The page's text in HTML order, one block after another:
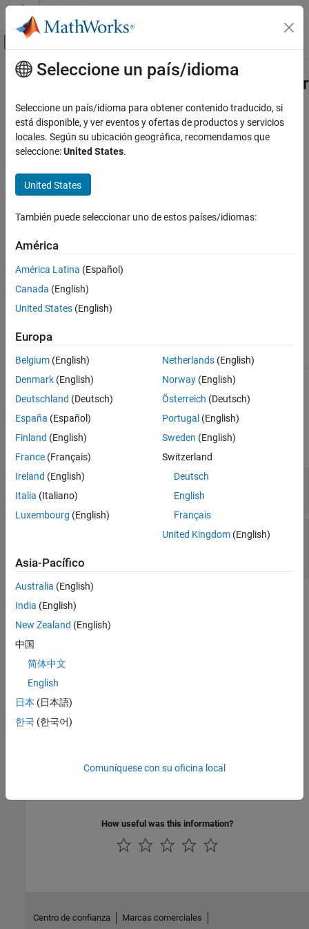
Saltar al contenido
Mostrar/ocultar menú de navegación
Inicio de Documentación
Software Development
Testing Frameworks
Mock Dependencies in Tests
matlab.mock.history.UnsuccessfulPropertyAccess
Class
Properties
See Also
Contenido principal
Class
Namespace:matlab.mock.history
Superclasses:matlab.mock.history.PropertyAccess
Representation of unsuccessful mock object property access
expand all in page
Amatlab.mock.history.UnsuccessfulPropertyAccessobject
represents the accessing of a mock object property value that
threw an error. The mocking framework instantiates this class.
Properties
expand all
Name—
Name of mock object property
string scalar
Error thrown by mock object
MException
Version History
Introduced in R2018a
See Also
Functions
matlab.mock.InteractionHistory.forMock
Topics
Specify Mock Object Behavior
How useful was this information?
Seleccione un país/idioma
Seleccione un país/idioma para obtener contenido traducido, si
está disponible, y ver eventos y ofertas de productos y servicios
locales. Según su ubicación geográfica, recomendamos que
seleccione:United States.
United States
También puede seleccionar uno de estos países/idiomas:
América
América Latina (Español)
Canada (English)
United States (English)
Europa
Belgium (English)
Denmark (English)
Deutschland (Deutsch)
España (Español)
Finland (English)
France (Français)
Ireland (English)
Italia (Italiano)
Luxembourg (English)
Netherlands(English)
Norway(English)
Österreich (Deutsch)
Portugal (English)
Sweden (English)
Switzerland
Deutsch
English
Français
United Kingdom(English)
Asia-Pacífico
Australia (English)
India (English)
New Zealand (English)
中国
简体中文
English
日本 (日本語)
한국 (한국어)
Comuníquese con su oficina local
Centro de confianza Marcas comerciales